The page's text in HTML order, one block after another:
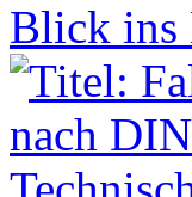
Blick ins